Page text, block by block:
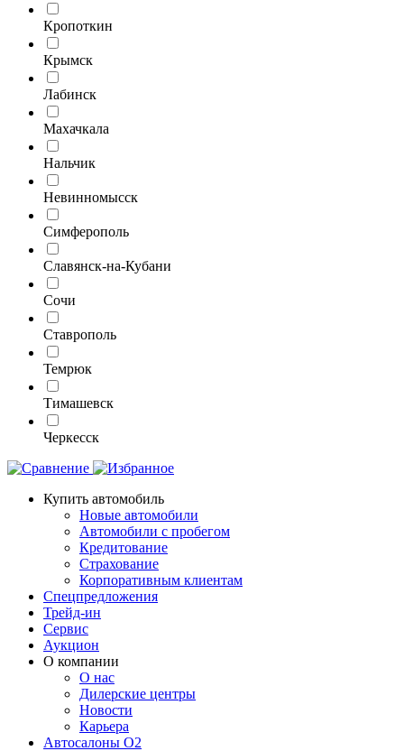
Кропоткин
Крымск
Лабинск
Махачкала
Нальчик
Невинномысск
Симферополь
Славянск-на-Кубани
Сочи
Ставрополь
Темрюк
Тимашевск
Черкесск
Купить автомобиль
Новые автомобили
Автомобили с пробегом
Кредитование
Страхование
Корпоративным клиентам
Спецпредложения
Трейд-ин
Сервис
Аукцион
О компании
О нас
Дилерские центры
Новости
Карьера
Автосалоны O2